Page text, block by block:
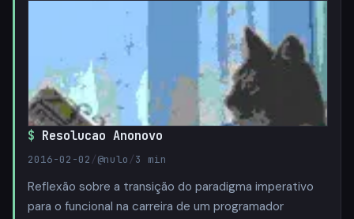
Resolucao Anonovo
2016-02-02 /@nulo /3 min
Reflexão sobre a transição do paradigma imperativo
para o funcional na carreira de um programador